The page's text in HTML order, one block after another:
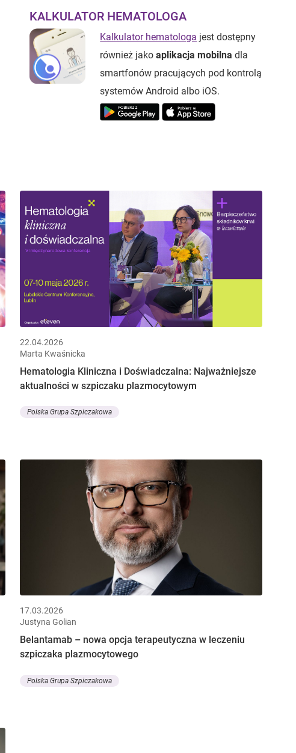
KALKULATOR HEMATOLOGA
Kalkulator hematologa jest dostępny
również jakoaplikacja mobilna dla
smartfonów pracujących pod kontrolą
systemów Android albo iOS.
22.04.2026
Marta Kwaśnicka
Hematologia Kliniczna i Doświadczalna: Najważniejsze
aktualności w szpiczaku plazmocytowym
Polska Grupa Szpiczakowa
17.03.2026
Justyna Golian
Belantamab – nowa opcja terapeutyczna w leczeniu
szpiczaka plazmocytowego
Polska Grupa Szpiczakowa